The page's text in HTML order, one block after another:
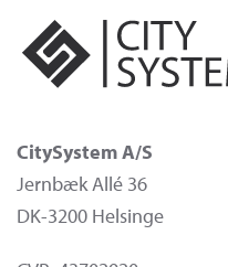
CitySystem A/S
Jernbæk Allé 36
DK-3200 Helsinge